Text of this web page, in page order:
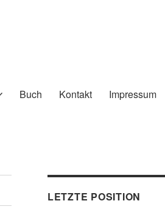
Buch Kontakt Impressum
LETZTE POSITION